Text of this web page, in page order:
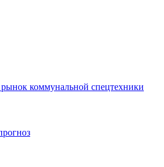
коммунальной спецтехники